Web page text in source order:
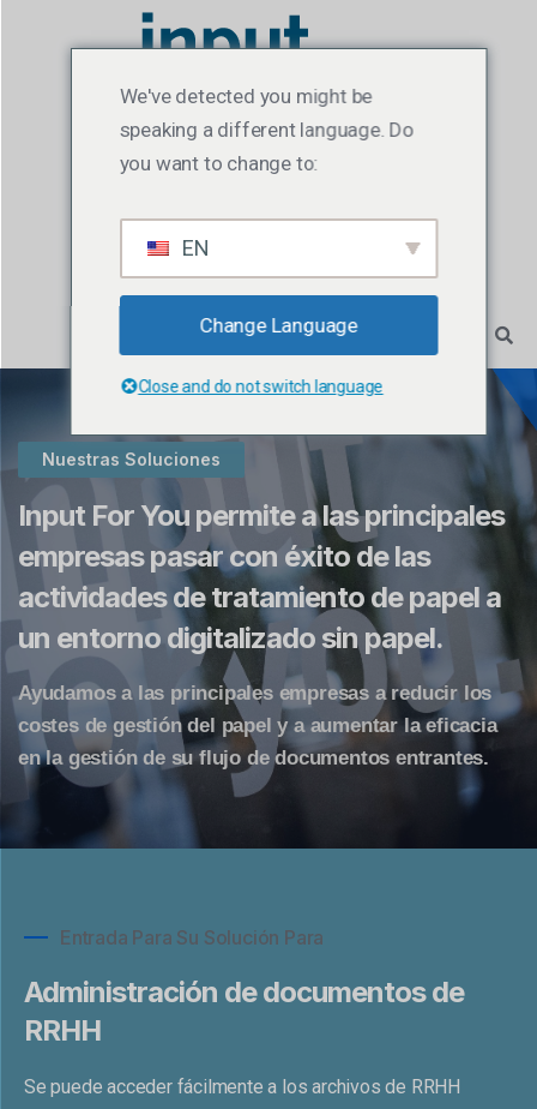
Nuestras Soluciones
Input For You permite a las principales
empresas pasar con éxito de las
actividades de tratamiento de papel a
un entorno digitalizado sin papel.
Ayudamos a las principales empresas a reducir los
costes de gestión del papel y a aumentar la eficacia
en la gestión de su flujo de documentos entrantes.
Entrada Para Su Solución Para
Administración de documentos de
RRHH
Se puede acceder fácilmente a los archivos de RRHH
We've detected you might be
speaking a different language. Do
you want to change to:
EN
Change Language
Close and do not switch language